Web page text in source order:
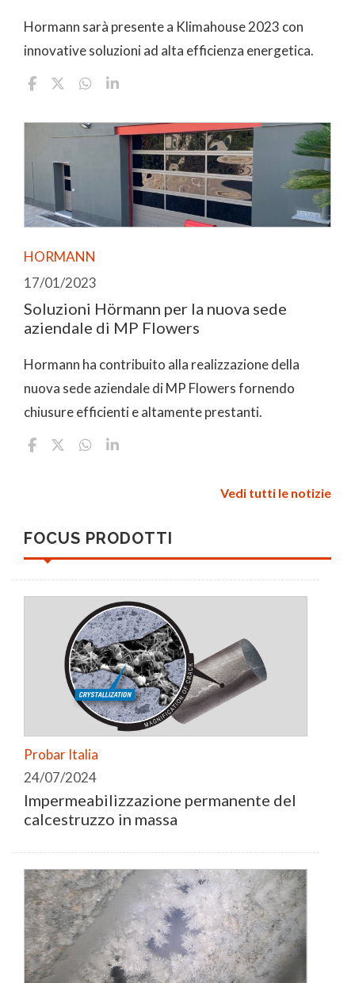
Hormann sarà presente a Klimahouse 2023 con
innovative soluzioni ad alta efficienza energetica.
HORMANN
17/01/2023
Soluzioni Hörmann per la nuova sede
aziendale di MP Flowers
Hormann ha contribuito alla realizzazione della
nuova sede aziendale di MP Flowers fornendo
chiusure efficienti e altamente prestanti.
Vedi tutti le notizie
FOCUS PRODOTTI
Probar Italia
24/07/2024
Impermeabilizzazione permanente del
calcestruzzo in massa